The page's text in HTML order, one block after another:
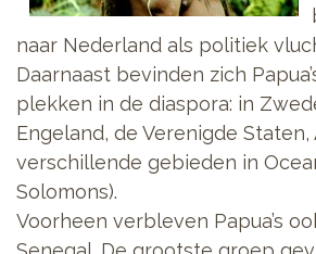
naar Nederland als politiek
Daarnaast bevinden zich
plekken in de diaspora: in
Engeland, de Verenigde Staten,
verschillende gebieden in
Solomons).
Voorheen verbleven Papua’s